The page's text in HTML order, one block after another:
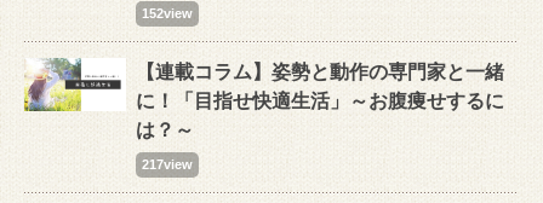
152view
【連載コラム】姿勢と動作の専門家と一緒
に！「目指せ快適生活」～お腹痩せするに
は？～
217view